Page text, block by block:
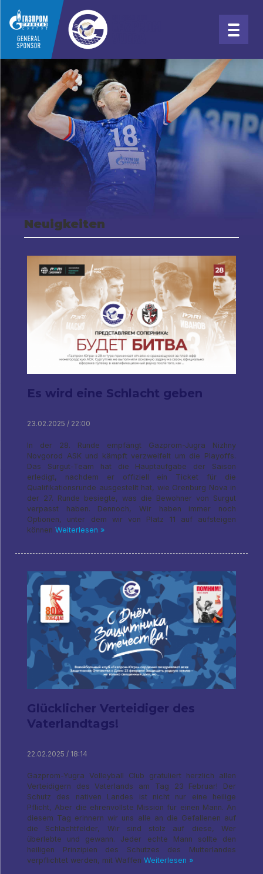
Neuigkeiten
Es wird eine Schlacht geben
23.02.2025 / 22:00
In der 28. Runde empfängt Gazprom-Jugra Nizhny
Novgorod ASK und kämpft verzweifelt um die Playoffs.
Das Surgut-Team hat die Hauptaufgabe der Saison
erledigt, nachdem er offiziell ein Ticket für die
Qualifikationsrunde ausgestellt hat, wie Orenburg Nova in
der 27. Runde besiegte, was die Bewohner von Surgut
verpasst haben. Dennoch, Wir haben immer noch
Optionen, unter dem wir von Platz 11 auf aufsteigen
können Weiterlesen »
Glücklicher Verteidiger des
Vaterlandtags!
22.02.2025 / 18:14
Gazprom-Yugra Volleyball Club gratuliert herzlich allen
Verteidigern des Vaterlands am Tag 23 Februar! Der
Schutz des nativen Landes ist nicht nur eine heilige
Pflicht, Aber die ehrenvollste Mission für einen Mann. An
diesem Tag erinnern wir uns alle an die Gefallenen auf
die Schlachtfelder, Wir sind stolz auf diese, Wer
überlebte und gewann. Jeder echte Mann sollte den
heiligen Prinzipien des Schutzes des Mutterlandes
verpflichtet werden, mit Waffen Weiterlesen »